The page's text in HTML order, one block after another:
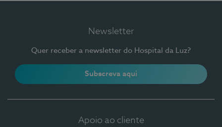
Newsletter
Quer receber a newsletter do Hospital da Luz?
Subscreva aqui
Apoio ao cliente